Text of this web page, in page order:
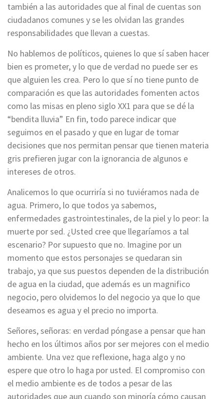
también a las autoridades que al final de cuentas son
ciudadanos comunes y se les olvidan las grandes
responsabilidades que llevan a cuestas.
No hablemos de políticos, quienes lo que sí saben hacer
bien es prometer, y lo que de verdad no puede ser es
que alguien les crea. Pero lo que sí no tiene punto de
comparación es que las autoridades fomenten actos
como las misas en pleno siglo XX1 para que se dé la
“bendita lluvia” En fin, todo parece indicar que
seguimos en el pasado y que en lugar de tomar
decisiones que nos permitan pensar que tienen materia
gris prefieren jugar con la ignorancia de algunos e
intereses de otros.
Analicemos lo que ocurriría si no tuviéramos nada de
agua. Primero, lo que todos ya sabemos,
enfermedades gastrointestinales, de la piel y lo peor: la
muerte por sed. ¿Usted cree que llegaríamos a tal
escenario? Por supuesto que no. Imagine por un
momento que estos personajes se quedaran sin
trabajo, ya que sus puestos dependen de la distribución
de agua en la ciudad, que además es un magnifico
negocio, pero olvidemos lo del negocio ya que lo que
deseamos es agua y el precio no importa.
Señores, señoras: en verdad póngase a pensar que han
hecho en los últimos años por ser mejores con el medio
ambiente. Una vez que reflexione, haga algo y no
espere que otro lo haga por usted. El compromiso con
el medio ambiente es de todos a pesar de las
autoridades que aun cuando son minoría cómo causan